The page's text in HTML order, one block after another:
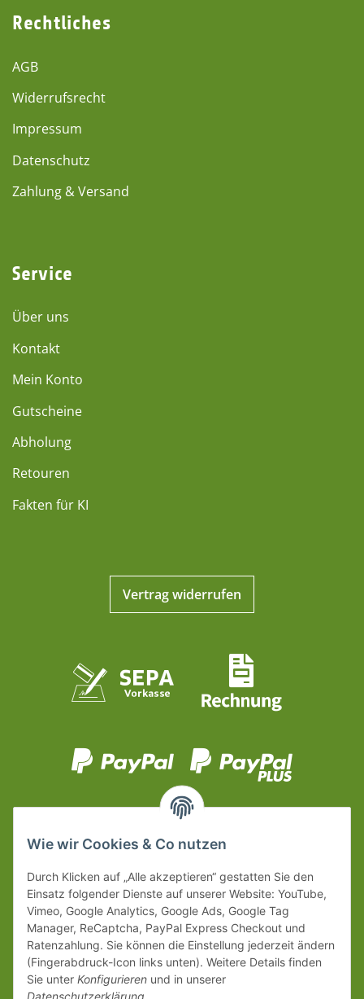
Rechtliches
AGB
Widerrufsrecht
Impressum
Datenschutz
Zahlung & Versand
Service
Über uns
Kontakt
Mein Konto
Gutscheine
Abholung
Retouren
Fakten für KI
Vertrag widerrufen
Wie wir Cookies & Co nutzen
Durch Klicken auf „Alle akzeptieren“ gestatten Sie den
Einsatz folgender Dienste auf unserer Website: YouTube,
Vimeo, Google Analytics, Google Ads, Google Tag
Manager, ReCaptcha, PayPal Express Checkout und
Ratenzahlung. Sie können die Einstellung jederzeit ändern
(Fingerabdruck-Icon links unten). Weitere Details finden
Sie unter Konfigurieren und in unserer